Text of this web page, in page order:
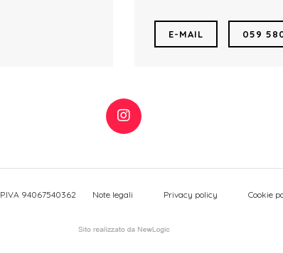
E-MAIL 059
P.IVA 94067540362 Note legali Privacy policy Cookie